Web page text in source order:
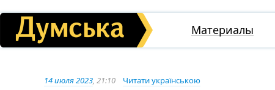
Материалы
14 июля 2023, 21:10 Читати українською